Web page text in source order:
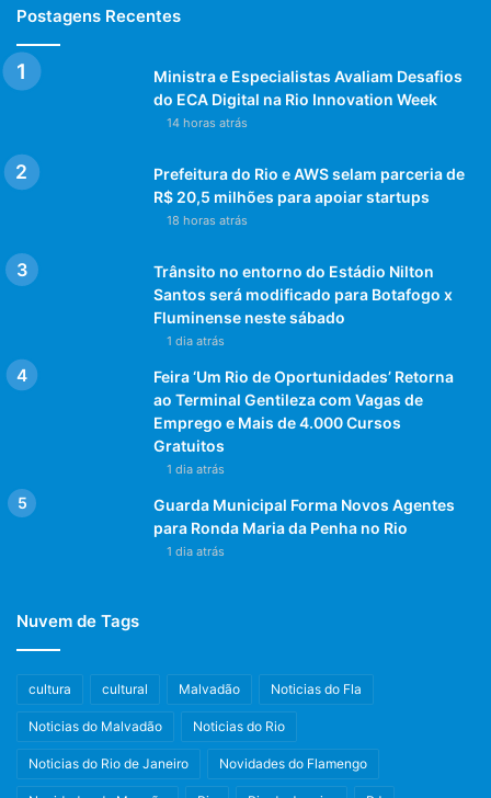
Postagens Recentes
Ministra e Especialistas Avaliam Desafios
do ECA Digital na Rio Innovation Week
14 horas atrás
Prefeitura do Rio e AWS selam parceria de
R$ 20,5 milhões para apoiar startups
18 horas atrás
Trânsito no entorno do Estádio Nilton
Santos será modificado para Botafogo x
Fluminense neste sábado
1 dia atrás
Feira ‘Um Rio de Oportunidades’ Retorna
ao Terminal Gentileza com Vagas de
Emprego e Mais de 4.000 Cursos
Gratuitos
1 dia atrás
Guarda Municipal Forma Novos Agentes
para Ronda Maria da Penha no Rio
1 dia atrás
Nuvem de Tags
cultura cultural Malvadão Noticias do Fla
Noticias do Malvadão Noticias do Rio
Noticias do Rio de Janeiro Novidades do Flamengo